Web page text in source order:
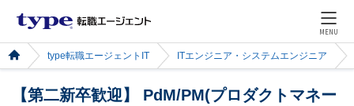
MENU
type転職エージェントIT ITエンジニア・システムエンジニア
【第二新卒歓迎】 PdM/PM(プロダクトマネー